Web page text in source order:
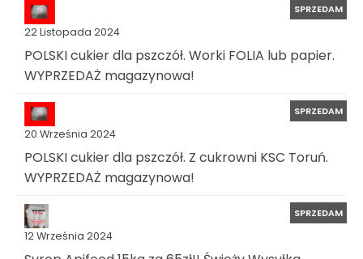
22 Listopada 2024
SPRZEDAM
POLSKI cukier dla pszczół. Worki FOLIA lub papier.
WYPRZEDAŻ magazynowa!
20 Września 2024
SPRZEDAM
POLSKI cukier dla pszczół. Z cukrowni KSC Toruń.
WYPRZEDAŻ magazynowa!
12 Września 2024
SPRZEDAM